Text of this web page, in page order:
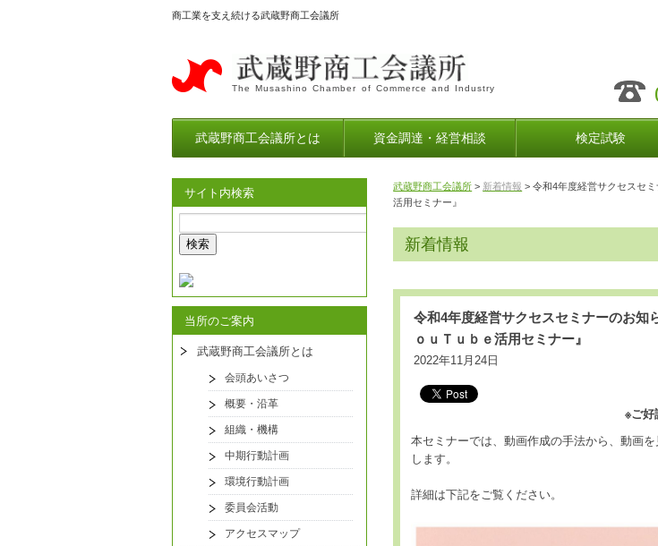
商工業を支え続ける武蔵野商工会議所
The Musashino Chamber of Commerce and Industry
武蔵野商工会議所とは 資金調達・経営相談 検定試験
武蔵野商工会議所 > 新着情報 > 令和4年度経営サクセスセ
活用セミナー』
新着情報
令和4年度経営サクセスセミナーのお
ｏｕＴｕｂｅ活用セミナー』
2022年11月24日
※ご好
本セミナーでは、動画作成の手法から、動画
します。
詳細は下記をご覧ください。
サイト内検索
当所のご案内
武蔵野商工会議所とは
会頭あいさつ
概要・沿革
組織・機構
中期行動計画
環境行動計画
委員会活動
アクセスマップ